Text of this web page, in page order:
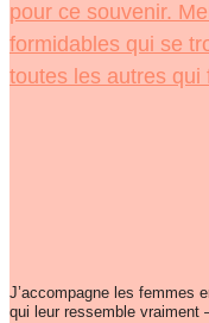
J’accompagne les femmes
qui leur ressemble